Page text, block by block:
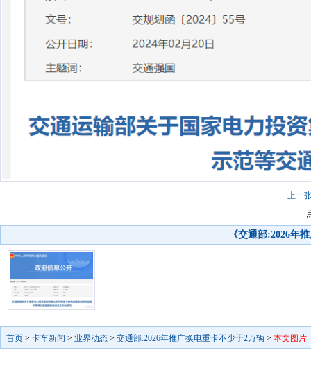
上一
《交通部:2026年
首页 > 卡车新闻 > 业界动态 > 交通部:2026年推广换电重卡不少于2万辆 > 本文图片